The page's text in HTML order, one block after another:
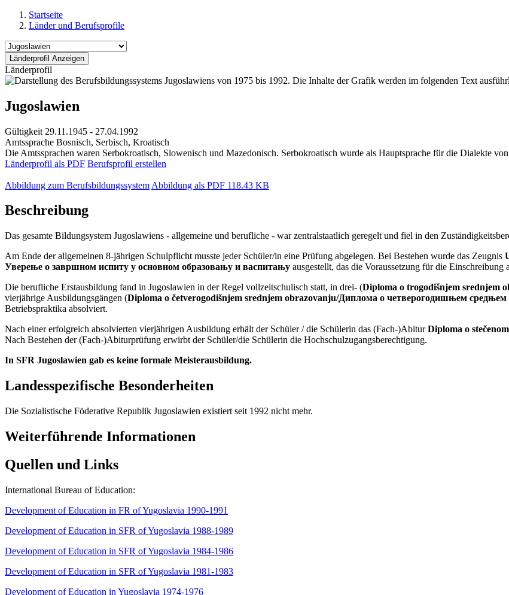
Startseite
Länder und Berufsprofile
Länderprofil
Jugoslawien
Gültigkeit 29.11.1945 - 27.04.1992
Amtssprache Bosnisch, Serbisch, Kroatisch
Die Amtssprachen waren Serbokroatisch, Slowenisch und Mazedonisch. Serbokroatisch wurde als Hauptsprache für die Dialekte
Länderprofil als PDF Berufsprofil erstellen
Abbildung zum Berufsbildungssystem Abbildung als PDF 118.43 KB
Beschreibung
Das gesamte Bildungsystem Jugoslawiens - allgemeine und berufliche - war zentralstaatlich geregelt und fiel in den
Am Ende der allgemeinen 8-jährigen Schulpflicht musste jeder Schüler/in eine Prüfung abgelegen. Bei Bestehen wurde das Zeugnis
Уверење о завршном испиту у основном образовању и васпитању ausgestellt, das die Voraussetzung für die
Die berufliche Erstausbildung fand in Jugoslawien in der Regel vollzeitschulisch statt, in drei- (Diploma o trogodišnjem srednjem
vierjährige Ausbildungsgängen (Diploma o četverogodišnjem srednjem obrazovanju/Диплома о четверогодишњем средњем
Betriebspraktika absolviert.
Nach einer erfolgreich absolvierten vierjährigen Ausbildung erhält der Schüler / die Schülerin das (Fach-)AbiturDiploma o
Nach Bestehen der (Fach-)Abiturprüfung erwirbt der Schüler/die Schülerin die Hochschulzugangsberechtigung.
In SFR Jugoslawien gab es keine formale Meisterausbildung.
Landesspezifische Besonderheiten
Die Sozialistische Föderative Republik Jugoslawien existiert seit 1992 nicht mehr.
Weiterführende Informationen
Quellen und Links
International Bureau of Education:
Development of Education in FR of Yugoslavia 1990-1991
Development of Education in SFR of Yugoslavia 1988-1989
Development of Education in SFR of Yugoslavia 1984-1986
Development of Education in SFR of Yugoslavia 1981-1983
Development of Education in Yugoslavia 1974-1976